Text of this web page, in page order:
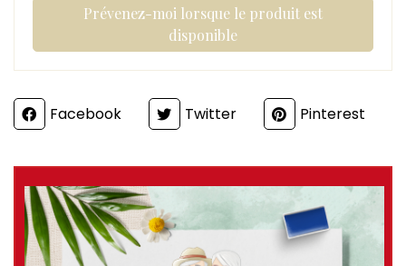
Prévenez-moi lorsque le produit est
disponible
PartagerFacebook Twitter Pinterest